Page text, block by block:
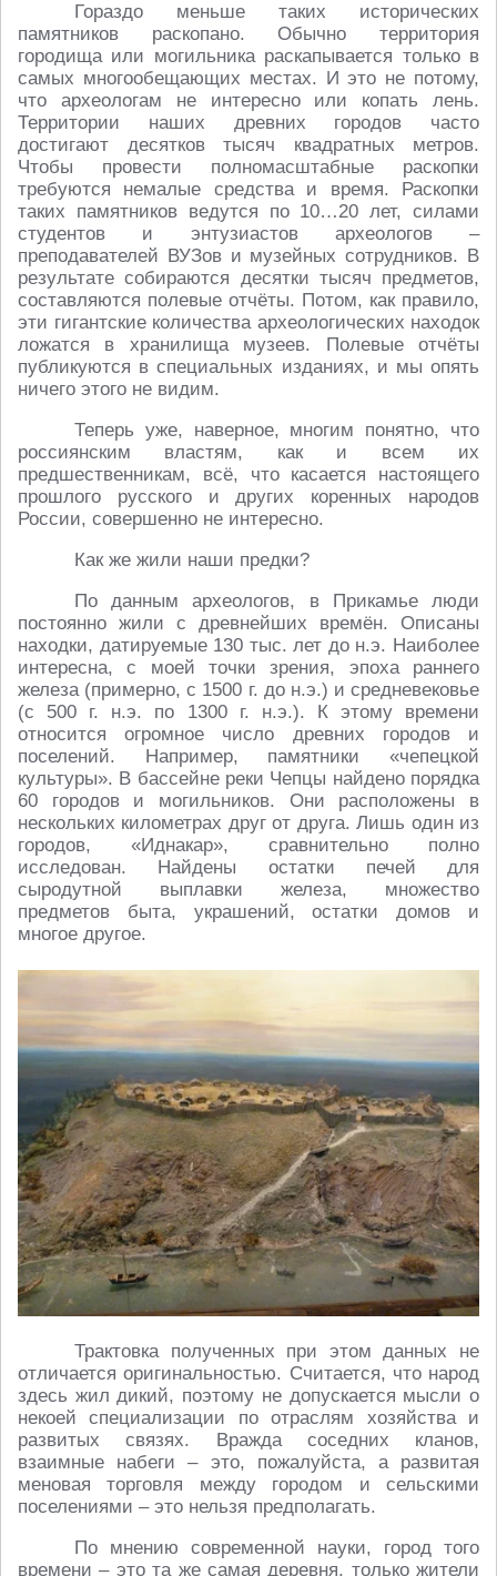
Гораздо меньше таких исторических
памятников раскопано. Обычно территория
городища или могильника раскапывается только в
самых многообещающих местах. И это не потому,
что археологам не интересно или копать лень.
Территории наших древних городов часто
достигают десятков тысяч квадратных метров.
Чтобы провести полномасштабные раскопки
требуются немалые средства и время. Раскопки
таких памятников ведутся по 10…20 лет, силами
студентов и энтузиастов археологов –
преподавателей ВУЗов и музейных сотрудников. В
результате собираются десятки тысяч предметов,
составляются полевые отчёты. Потом, как правило,
эти гигантские количества археологических находок
ложатся в хранилища музеев. Полевые отчёты
публикуются в специальных изданиях, и мы опять
ничего этого не видим.
Теперь уже, наверное, многим понятно, что
россиянским властям, как и всем их
предшественникам, всё, что касается настоящего
прошлого русского и других коренных народов
России, совершенно не интересно.
Как же жили наши предки?
По данным археологов, в Прикамье люди
постоянно жили с древнейших времён. Описаны
находки, датируемые 130 тыс. лет до н.э. Наиболее
интересна, с моей точки зрения, эпоха раннего
железа (примерно, с 1500 г. до н.э.) и средневековье
(с 500 г. н.э. по 1300 г. н.э.). К этому времени
относится огромное число древних городов и
поселений. Например, памятники «чепецкой
культуры». В бассейне реки Чепцы найдено порядка
60 городов и могильников. Они расположены в
нескольких километрах друг от друга. Лишь один из
городов, «Иднакар», сравнительно полно
исследован. Найдены остатки печей для
сыродутной выплавки железа, множество
предметов быта, украшений, остатки домов и
многое другое.
Трактовка полученных при этом данных не
отличается оригинальностью. Считается, что народ
здесь жил дикий, поэтому не допускается мысли о
некоей специализации по отраслям хозяйства и
развитых связях. Вражда соседних кланов,
взаимные набеги – это, пожалуйста, а развитая
меновая торговля между городом и сельскими
поселениями – это нельзя предполагать.
По мнению современной науки, город того
времени – это та же самая деревня, только жители